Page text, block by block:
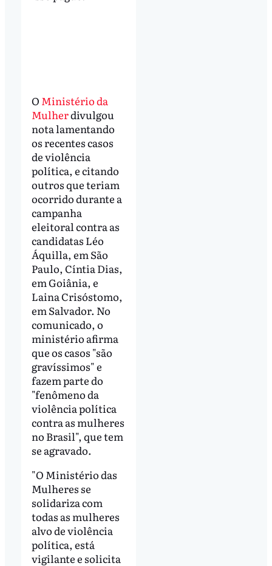
O Ministério da
Mulherdivulgou
nota lamentando
os recentes casos
de violência
política, e citando
outros que teriam
ocorrido durante a
campanha
eleitoral contra as
candidatas Léo
Áquilla, em São
Paulo, Cíntia Dias,
em Goiânia, e
Laina Crisóstomo,
em Salvador. No
comunicado, o
ministério afirma
que os casos "são
gravíssimos" e
fazem parte do
"fenômeno da
violência política
contra as mulheres
no Brasil", que tem
se agravado.
"O Ministério das
Mulheres se
solidariza com
todas as mulheres
alvo de violência
política, está
vigilante e solicita